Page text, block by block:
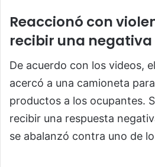
Reaccionó con
recibir una negativa
De acuerdo con los videos,
acercó a una camioneta
productos a los ocupantes.
recibir una respuesta
se abalanzó contra uno de